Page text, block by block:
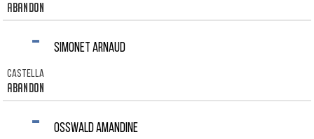
Abandon
- SIMONET ARNAUD
Castella
Abandon
- OSSWALD AMANDINE